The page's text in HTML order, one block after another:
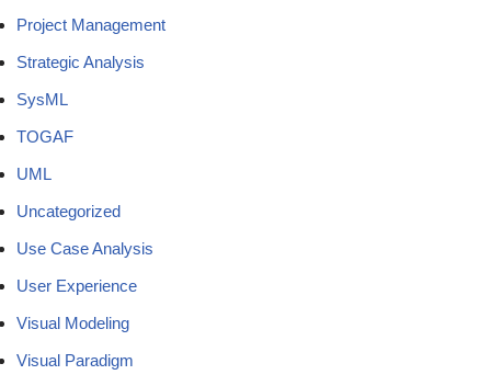
Project Management
Strategic Analysis
SysML
TOGAF
UML
Uncategorized
Use Case Analysis
User Experience
Visual Modeling
Visual Paradigm